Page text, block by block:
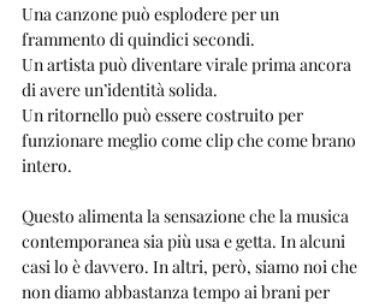
Una canzone può esplodere per un
frammento di quindici secondi.
Un artista può diventare virale prima ancora
di avere un’identità solida.
Un ritornello può essere costruito per
funzionare meglio come clip che come brano
intero.
Questo alimenta la sensazione che la musica
contemporanea sia più usa e getta. In alcuni
casi lo è davvero. In altri, però, siamo noi che
non diamo abbastanza tempo ai brani per